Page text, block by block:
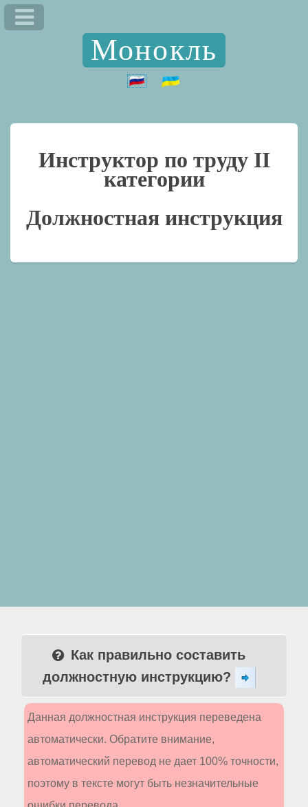
Монокль
Инструктор по труду II
категории
Должностная инструкция
Как правильно составить
должностную инструкцию?
Данная должностная инструкция переведена
автоматически. Обратите внимание,
автоматический перевод не дает 100% точности,
поэтому в тексте могут быть незначительные